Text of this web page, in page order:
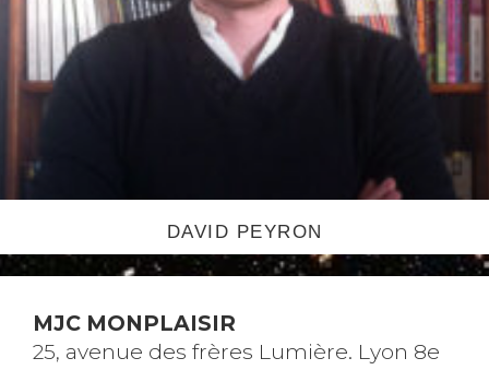
DAVID PEYRON
MJC MONPLAISIR
25, avenue des frères Lumière. Lyon 8e